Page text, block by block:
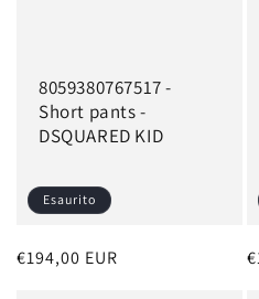
8059380767517 -
Short pants -
DSQUARED KID
Esaurito
Prezzo
€194,00 EUR